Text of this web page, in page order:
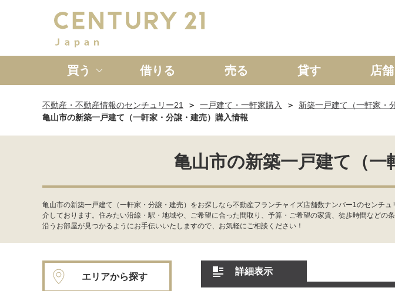
買う
新築一戸建て 中古一戸建て マンション
借りる 売る 貸す 店
不動産・不動産情報のセンチュリー21 一戸建て・一軒家購入 新築一戸建て（一軒家・
亀山市の新築一戸建て（一軒家・分譲・建売）購入情報
亀山市の新築一戸建て（一
亀山市の新築一戸建て（一軒家・分譲・建売）をお探しなら不動産フランチャイズ店舗数ナンバー1のセンチ
介しております。住みたい沿線・駅・地域や、ご希望に合った間取り、予算・ご希望の家賃、徒歩時間など
沿うお部屋が見つかるようにお手伝いいたしますので、お気軽にご相談ください！
詳細表示
エリアから探す